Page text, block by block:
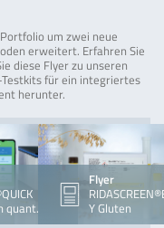
um zwei neue
erweitert. Erfahren Sie
diese Flyer zu unseren
für ein integriertes
herunter.
quant.
Flyer
Y Gluten